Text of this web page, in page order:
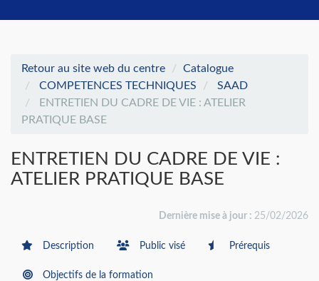
Retour au site web du centre
Catalogue
COMPETENCES TECHNIQUES
SAAD
ENTRETIEN DU CADRE DE VIE : ATELIER
PRATIQUE BASE
ENTRETIEN DU CADRE DE VIE :
ATELIER PRATIQUE BASE
Dernière mise à jour : 25/02/2026
Description Public visé Prérequis
Objectifs de la formation